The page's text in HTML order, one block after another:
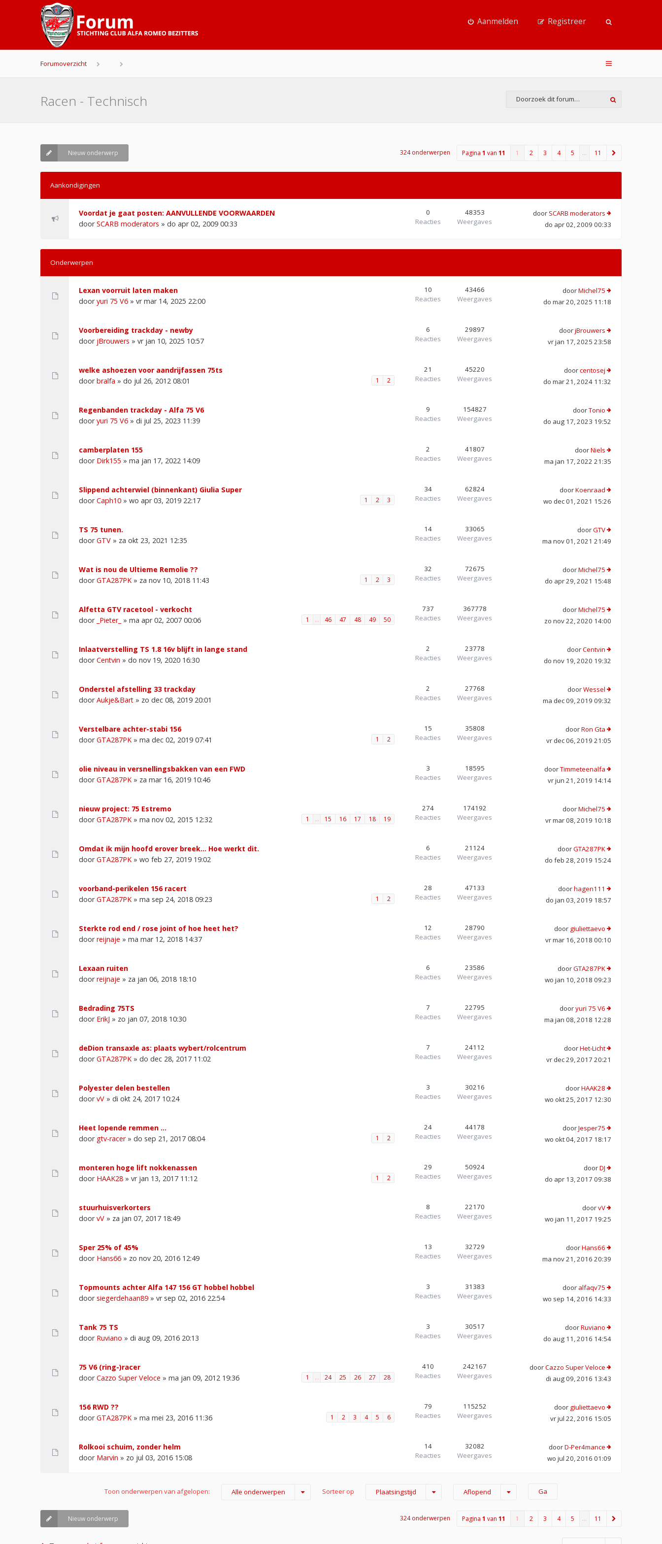
Aanmelden Registreer
Forumoverzicht
Racen - Technisch
Nieuw onderwerp 324 onderwerpen Pagina 1 van 11 1 2 3 4 5 … 11
Aankondigingen
Voordat je gaat posten: AANVULLENDE VOORWAARDEN
doorSCARB moderators » do apr 02, 2009 00:33
0
Reacties
48353
Weergaves
door SCARB moderators
do apr 02, 2009 00:33
Onderwerpen
Lexan voorruit laten maken
dooryuri 75 V6 » vr mar 14, 2025 22:00
10
Reacties
43466
Weergaves
doorMichel75
do mar 20, 2025 11:18
Voorbereiding trackday - newby
door jBrouwers » vr jan 10, 2025 10:57
6
Reacties
29897
Weergaves
doorjBrouwers
vr jan 17, 2025 23:58
welke ashoezen voor aandrijfassen 75ts
doorbralfa » do jul 26, 2012 08:01 1 2
21
Reacties
45220
Weergaves
doorcentosej
do mar 21, 2024 11:32
Regenbanden trackday - Alfa 75 V6
dooryuri 75 V6 » di jul 25, 2023 11:39
9
Reacties
154827
Weergaves
doorTonio
do aug 17, 2023 19:52
camberplaten 155
door Dirk155 » ma jan 17, 2022 14:09
2
Reacties
41807
Weergaves
doorNiels
ma jan 17, 2022 21:35
Slippend achterwiel (binnenkant) Giulia Super
doorCaph10 » wo apr 03, 2019 22:17 1 2 3
34
Reacties
62824
Weergaves
doorKoenraad
wo dec 01, 2021 15:26
TS 75 tunen.
doorGTV » za okt 23, 2021 12:35
14
Reacties
33065
Weergaves
doorGTV
ma nov 01, 2021 21:49
Wat is nou de Ultieme Remolie ??
doorGTA287PK » za nov 10, 2018 11:43 1 2 3
32
Reacties
72675
Weergaves
doorMichel75
do apr 29, 2021 15:48
Alfetta GTV racetool - verkocht
door _Pieter_ » ma apr 02, 2007 00:06 1 … 46 47 48 49 50
737
Reacties
367778
Weergaves
doorMichel75
zo nov 22, 2020 14:00
Inlaatverstelling TS 1.8 16v blijft in lange stand
doorCentvin » do nov 19, 2020 16:30
2
Reacties
23778
Weergaves
doorCentvin
do nov 19, 2020 19:32
Onderstel afstelling 33 trackday
doorAukje&Bart » zo dec 08, 2019 20:01
2
Reacties
27768
Weergaves
doorWessel
ma dec 09, 2019 09:32
Verstelbare achter-stabi 156
doorGTA287PK » ma dec 02, 2019 07:41 1 2
15
Reacties
35808
Weergaves
doorRon Gta
vr dec 06, 2019 21:05
olie niveau in versnellingsbakken van een FWD
doorGTA287PK » za mar 16, 2019 10:46
3
Reacties
18595
Weergaves
doorTimmeteenalfa
vr jun 21, 2019 14:14
nieuw project: 75 Estremo
doorGTA287PK » ma nov 02, 2015 12:32 1 … 15 16 17 18 19
274
Reacties
174192
Weergaves
doorMichel75
vr mar 08, 2019 10:18
Omdat ik mijn hoofd erover breek... Hoe werkt dit.
doorGTA287PK » wo feb 27, 2019 19:02
6
Reacties
21124
Weergaves
doorGTA287PK
do feb 28, 2019 15:24
voorband-perikelen 156 racert
doorGTA287PK » ma sep 24, 2018 09:23 1 2
28
Reacties
47133
Weergaves
doorhagen111
do jan 03, 2019 18:57
Sterkte rod end / rose joint of hoe heet het?
doorreijnaje » ma mar 12, 2018 14:37
12
Reacties
28790
Weergaves
door giuliettaevo
vr mar 16, 2018 00:10
Lexaan ruiten
doorreijnaje » za jan 06, 2018 18:10
6
Reacties
23586
Weergaves
doorGTA287PK
wo jan 10, 2018 09:23
Bedrading 75TS
door ErikJ » zo jan 07, 2018 10:30
7
Reacties
22795
Weergaves
dooryuri 75 V6
ma jan 08, 2018 12:28
deDion transaxle as: plaats wybert/rolcentrum
doorGTA287PK » do dec 28, 2017 11:02
7
Reacties
24112
Weergaves
doorHet-Licht
vr dec 29, 2017 20:21
Polyester delen bestellen
doorvV » di okt 24, 2017 10:24
3
Reacties
30216
Weergaves
doorHAAK28
wo okt 25, 2017 12:30
Heet lopende remmen ...
door gtv-racer» do sep 21, 2017 08:04 1 2
24
Reacties
44178
Weergaves
doorJesper75
wo okt 04, 2017 18:17
monteren hoge lift nokkenassen
door HAAK28 » vr jan 13, 2017 11:12 1 2
29
Reacties
50924
Weergaves
doorDJ
do apr 13, 2017 09:38
stuurhuisverkorters
doorvV » za jan 07, 2017 18:49
8
Reacties
22170
Weergaves
doorvV
wo jan 11, 2017 19:25
Sper 25% of 45%
door Hans66 » zo nov 20, 2016 12:49
13
Reacties
32729
Weergaves
doorHans66
ma nov 21, 2016 20:39
Topmounts achter Alfa 147 156 GT hobbel hobbel
doorsiegerdehaan89 » vr sep 02, 2016 22:54
3
Reacties
31383
Weergaves
door alfaqv75
wo sep 14, 2016 14:33
Tank 75 TS
door Ruviano » di aug 09, 2016 20:13
3
Reacties
30517
Weergaves
doorRuviano
do aug 11, 2016 14:54
75 V6 (ring-)racer
doorCazzo Super Veloce » ma jan 09, 2012 19:36 1 … 24 25 26 27 28
410
Reacties
242167
Weergaves
doorCazzo Super Veloce
di aug 09, 2016 13:43
156 RWD ??
doorGTA287PK » ma mei 23, 2016 11:36 1 2 3 4 5 6
79
Reacties
115252
Weergaves
door giuliettaevo
vr jul 22, 2016 15:05
Rolkooi schuim, zonder helm
door Marvin » zo jul 03, 2016 15:08
14
Reacties
32082
Weergaves
doorD-Per4mance
wo jul 20, 2016 01:09
Toon onderwerpen van afgelopen: Alle onderwerpen Sorteer op Plaatsingstijd Aflopend
Nieuw onderwerp 324 onderwerpen Pagina 1 van 11 1 2 3 4 5 … 11